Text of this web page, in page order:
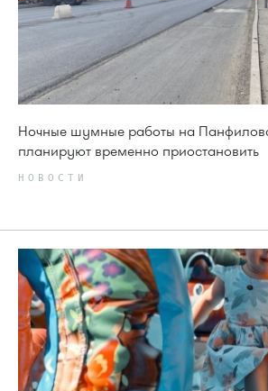
Ночные шумные работы на
планируют временно приостановить
НОВОСТИ